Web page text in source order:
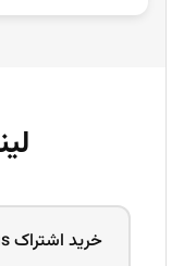
خرید اشتراک ChatGPT Plus